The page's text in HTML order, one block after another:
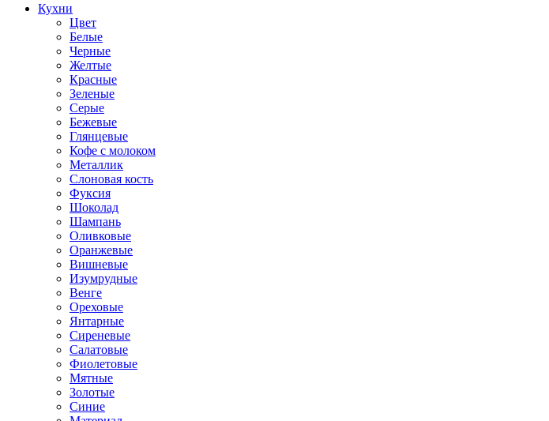
Кухни
Цвет
Белые
Черные
Желтые
Красные
Зеленые
Серые
Бежевые
Глянцевые
Кофе с молоком
Металлик
Слоновая кость
Фуксия
Шоколад
Шампань
Оливковые
Оранжевые
Вишневые
Изумрудные
Венге
Ореховые
Янтарные
Сиреневые
Салатовые
Фиолетовые
Мятные
Золотые
Синие